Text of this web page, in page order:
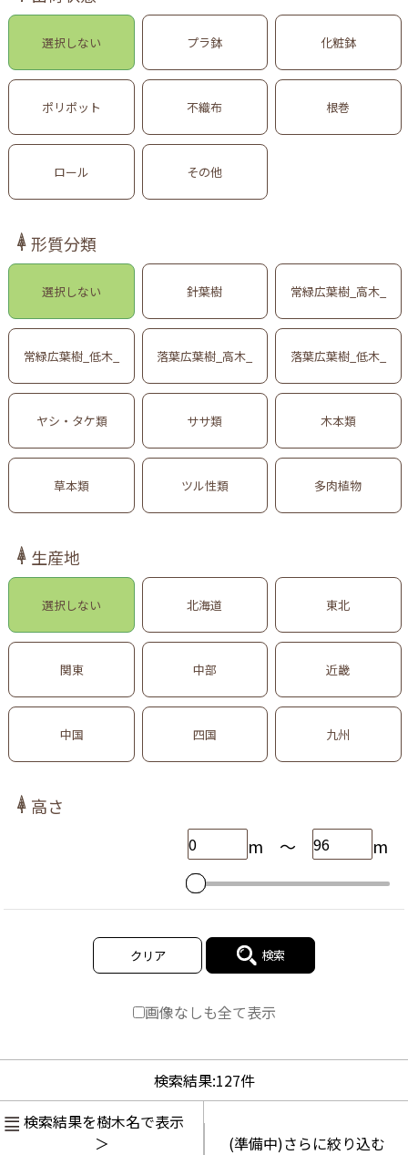
選択しない プラ鉢 化粧鉢
ポリポット 不織布 根巻
ロール その他
形質分類
選択しない 針葉樹 常緑広葉樹_高木_
常緑広葉樹_低木_ 落葉広葉樹_高木_ 落葉広葉樹_低木_
ヤシ・タケ類 ササ類 木本類
草本類 ツル性類 多肉植物
生産地
選択しない 北海道 東北
関東 中部 近畿
中国 四国 九州
高さ
m
～ m
クリア 検索
画像なしも全て表示
検索結果:127件
検索結果を樹木名で表示
＞
(準備中)さらに絞り込む